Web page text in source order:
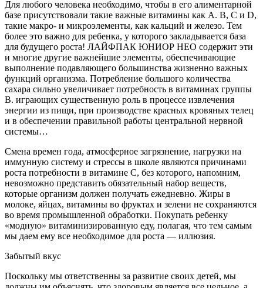
Для любого человека необходимо, чтобы в его алиментарной
базе присутствовали такие важные витамины как А. В, С и D,
такие макро- и микроэлементы, как кальций и железо. Тем
более это важно для ребенка, у которого закладывается база
для будущего роста! ЛАЙФПАК ЮНИОР НЕО содержит эти
и многие другие важнейшие элементы, обеспечивающие
выполнение подавляющего большинства жизненно важных
функций организма. Потребление большого количества
сахара сильно увеличивает потребность в витаминах группы
В. играющих существенную роль в процессе извлечения
энергии из пищи, при производстве красных кровяных телец
и в обеспечении правильной работы центральной нервной
системы…
Смена времен года, атмосферное загрязнение, нагрузки на
иммунную систему и стрессы в школе являются причинами
роста потребности в витамине С, без которого, напомним,
невозможно представить обязательный набор веществ,
которые организм должен получать ежедневно. Жиры в
молоке, яйцах, витамины во фруктах и зелени не сохраняются
во время промышленной обработки. Покупать ребенку
«модную» витаминизированную еду, полагая, что тем самым
мы даем ему все необходимое для роста — иллюзия.
Забытый вкус
Поскольку мы ответственны за развитие своих детей, мы